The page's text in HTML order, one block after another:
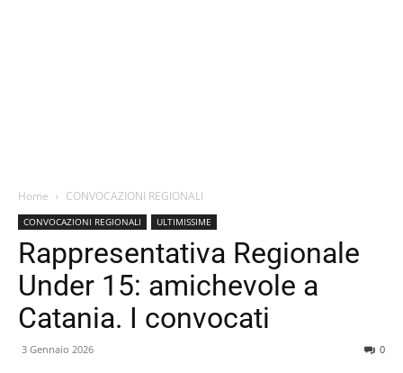
Home CONVOCAZIONI REGIONALI
CONVOCAZIONI REGIONALI ULTIMISSIME
Rappresentativa Regionale
Under 15: amichevole a
Catania. I convocati
3 Gennaio 2026 0